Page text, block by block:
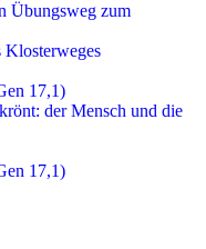
Übungsweg zum
Klosterweges
17,1)
der Mensch und die
17,1)